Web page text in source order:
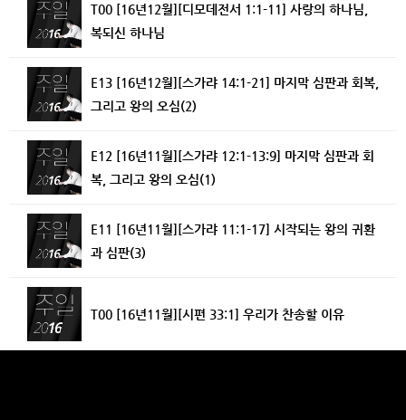
T00 [16년12월][디모데전서 1:1-11] 사랑의 하나님,
복되신 하나님
E13 [16년12월][스가랴 14:1-21] 마지막 심판과 회복,
그리고 왕의 오심(2)
E12 [16년11월][스가랴 12:1-13:9] 마지막 심판과 회
복, 그리고 왕의 오심(1)
E11 [16년11월][스가랴 11:1-17] 시작되는 왕의 귀환
과 심판(3)
T00 [16년11월][시편 33:1] 우리가 찬송할 이유